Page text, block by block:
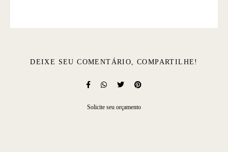
DEIXE SEU COMENTÁRIO, COMPARTILHE!
Solicite seu orçamento